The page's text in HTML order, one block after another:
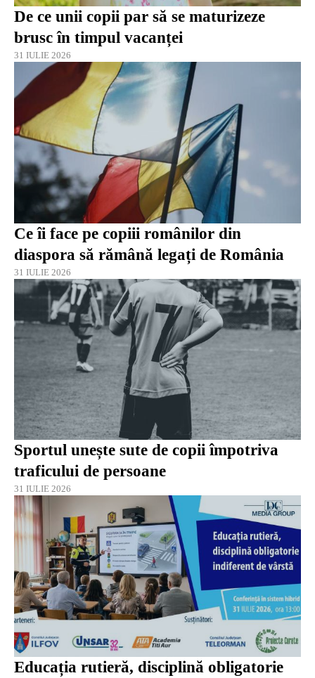
De ce unii copii par să se maturizeze
brusc în timpul vacanței
31 IULIE 2026
Ce îi face pe copiii românilor din
diaspora să rămână legați de România
31 IULIE 2026
Sportul unește sute de copii împotriva
traficului de persoane
31 IULIE 2026
Educația rutieră, disciplină obligatorie